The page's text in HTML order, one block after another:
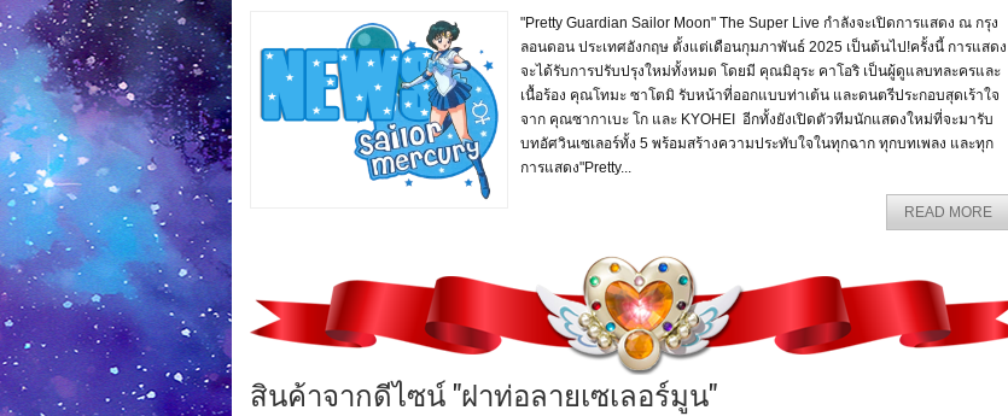
"Pretty Guardian Sailor Moon" The Super Live กำลังจะเปิดการแสดง ณ กรุง
ลอนดอน ประเทศอังกฤษ ตั้งแต่เดือนกุมภาพันธ์ 2025 เป็นต้นไป!ครั้งนี้ การแสดง
จะได้รับการปรับปรุงใหม่ทั้งหมด โดยมี คุณมิอุระ คาโอริ เป็นผู้ดูแลบทละครและ
เนื้อร้อง คุณโทมะ ซาโตมิ รับหน้าที่ออกแบบท่าเต้น และดนตรีประกอบสุดเร้าใจ
จาก คุณซากาเบะ โก และ KYOHEI อีกทั้งยังเปิดตัวทีมนักแสดงใหม่ที่จะมารับ
บทอัศวินเซเลอร์ทั้ง 5 พร้อมสร้างความประทับใจในทุกฉาก ทุกบทเพลง และทุก
การแสดง"Pretty...
READ MORE
สินค้าจากดีไซน์ "ฝาท่อลายเซเลอร์มูน"